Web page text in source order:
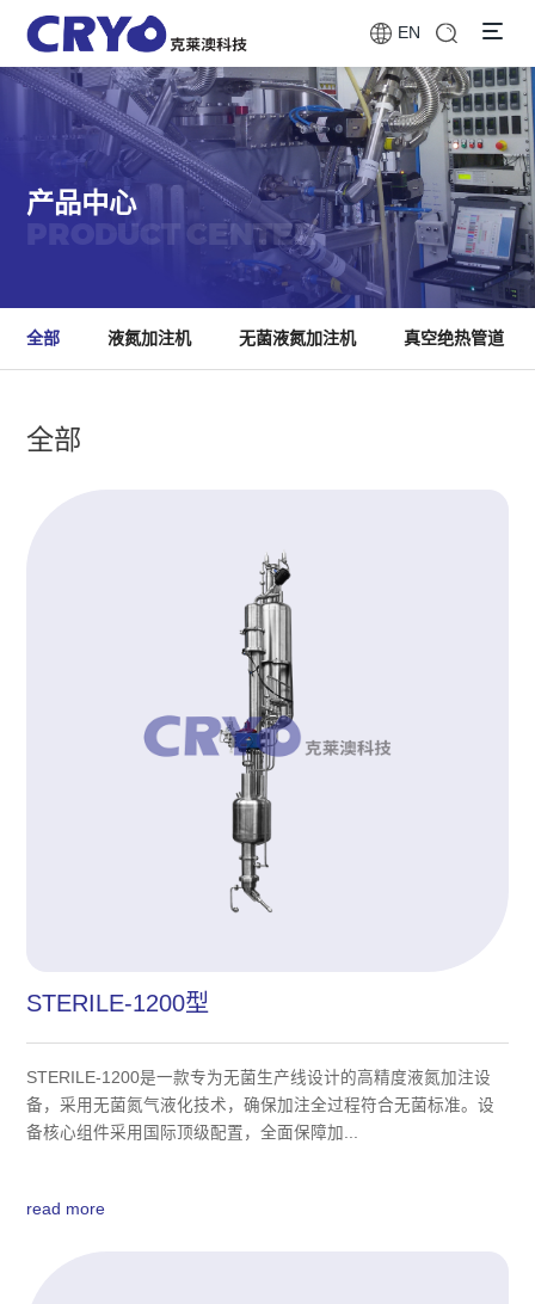
EN
产品中心
PRODUCT CENTER
全部 液氮加注机 无菌液氮加注机 真空绝热管道
全部
STERILE-1200型
STERILE-1200是一款专为无菌生产线设计的高精度液氮加注设
备，采用无菌氮气液化技术，确保加注全过程符合无菌标准。设
备核心组件采用国际顶级配置，全面保障加...
read more